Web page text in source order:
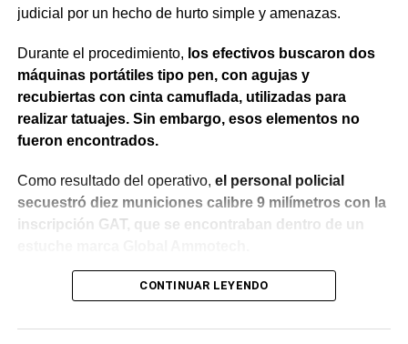
judicial por un hecho de hurto simple y amenazas.
Durante el procedimiento, los efectivos buscaron dos
máquinas portátiles tipo pen, con agujas y
recubiertas con cinta camuflada, utilizadas para
realizar tatuajes. Sin embargo, esos elementos no
fueron encontrados.
Como resultado del operativo, el personal policial
secuestró diez municiones calibre 9 milímetros con la
inscripción GAT, que se encontraban dentro de un
Tras el hallazgo, se dio intervención a la Fiscalía N° 6,
calidad de secuestro y queden a disposición de la
CONTINUAR LEYENDO